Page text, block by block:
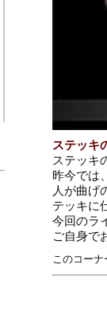
ステッキ
ステッキ
昨今では
人が曲げ
テッキに
今回のラ
ご自身で
このコー